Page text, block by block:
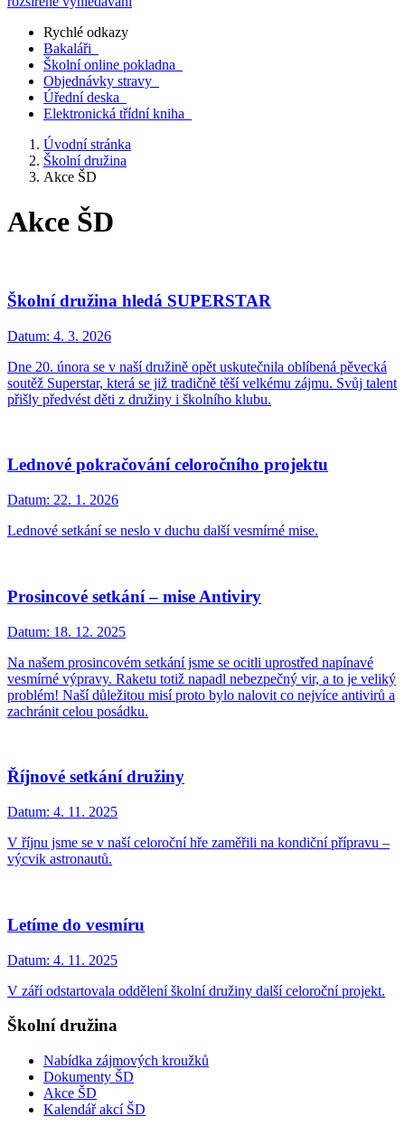
Rychlé odkazy
Bakaláři
Školní online pokladna
Objednávky stravy
Úřední deska
Elektronická třídní kniha
Úvodní stránka
Školní družina
Akce ŠD
Akce ŠD
Školní družina hledá SUPERSTAR
Datum: 4. 3. 2026
Dne 20. února se v naší družině opět uskutečnila oblíbená pěvecká
soutěž Superstar, která se již tradičně těší velkému zájmu. Svůj talent
přišly předvést děti z družiny i školního klubu.
Lednové pokračování celoročního projektu
Datum: 22. 1. 2026
Lednové setkání se neslo v duchu další vesmírné mise.
Prosincové setkání – mise Antiviry
Datum: 18. 12. 2025
Na našem prosincovém setkání jsme se ocitli uprostřed napínavé
vesmírné výpravy. Raketu totiž napadl nebezpečný vir, a to je veliký
problém! Naší důležitou misí proto bylo nalovit co nejvíce antivirů a
zachránit celou posádku.
Říjnové setkání družiny
Datum: 4. 11. 2025
V říjnu jsme se v naší celoroční hře zaměřili na kondiční přípravu –
výcvik astronautů.
Letíme do vesmíru
Datum: 4. 11. 2025
V září odstartovala oddělení školní družiny další celoroční projekt.
Školní družina
Nabídka zájmových kroužků
Dokumenty ŠD
Akce ŠD
Kalendář akcí ŠD